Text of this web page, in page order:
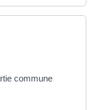
commune